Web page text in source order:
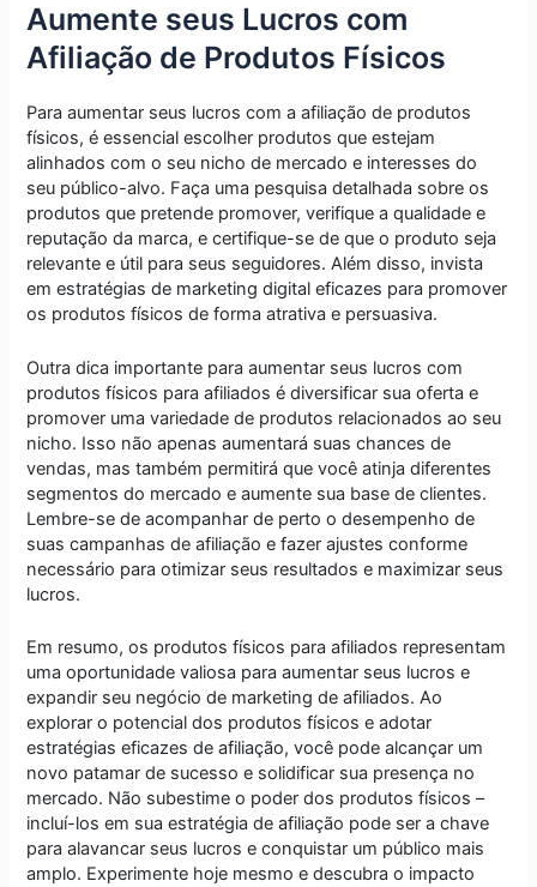
Aumente seus Lucros com
Afiliação de Produtos Físicos
Para aumentar seus lucros com a afiliação de produtos
físicos, é essencial escolher produtos que estejam
alinhados com o seu nicho de mercado e interesses do
seu público-alvo. Faça uma pesquisa detalhada sobre os
produtos que pretende promover, verifique a qualidade e
reputação da marca, e certifique-se de que o produto seja
relevante e útil para seus seguidores. Além disso, invista
em estratégias de marketing digital eficazes para promover
os produtos físicos de forma atrativa e persuasiva.
Outra dica importante para aumentar seus lucros com
produtos físicos para afiliados é diversificar sua oferta e
promover uma variedade de produtos relacionados ao seu
nicho. Isso não apenas aumentará suas chances de
vendas, mas também permitirá que você atinja diferentes
segmentos do mercado e aumente sua base de clientes.
Lembre-se de acompanhar de perto o desempenho de
suas campanhas de afiliação e fazer ajustes conforme
necessário para otimizar seus resultados e maximizar seus
lucros.
Em resumo, os produtos físicos para afiliados representam
uma oportunidade valiosa para aumentar seus lucros e
expandir seu negócio de marketing de afiliados. Ao
explorar o potencial dos produtos físicos e adotar
estratégias eficazes de afiliação, você pode alcançar um
novo patamar de sucesso e solidificar sua presença no
mercado. Não subestime o poder dos produtos físicos –
incluí-los em sua estratégia de afiliação pode ser a chave
para alavancar seus lucros e conquistar um público mais
amplo. Experimente hoje mesmo e descubra o impacto